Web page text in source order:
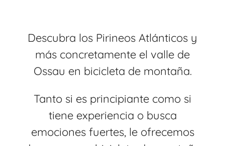
Descubra los Pirineos Atlánticos y
más concretamente el valle de
Ossau en bicicleta de montaña.
Tanto si es principiante como si
tiene experiencia o busca
emociones fuertes, le ofrecemos